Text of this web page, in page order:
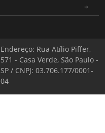
Endereço: Rua Atílio Piffer,
571 - Casa Verde, São Paulo -
SP / CNPJ: 03.706.177/0001-
04